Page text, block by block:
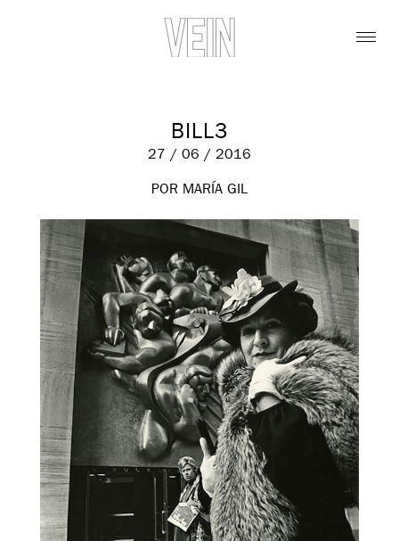
BILL3
27 / 06 / 2016
POR MARÍA GIL